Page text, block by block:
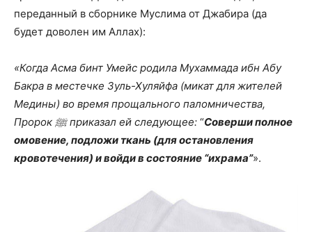
переданный в сборнике Муслима от Джабира (да
будет доволен им Аллах):
«Когда Асма бинт Умейс родила Мухаммада ибн Абу
Бакра в местечке Зуль-Хуляйфа (микат для жителей
Медины) во время прощального паломничества,
Пророк ﷺ приказал ей следующее: “Соверши полное
омовение, подложи ткань (для остановления
кровотечения) и войди в состояние “ихрама”».